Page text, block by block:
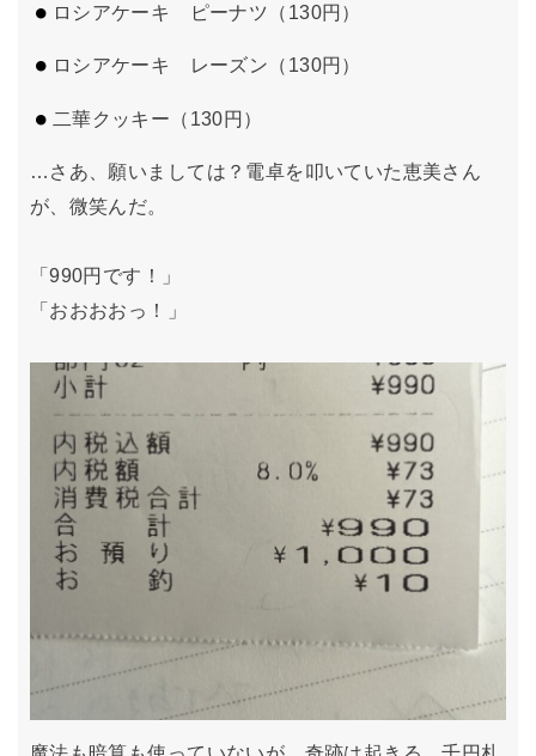
ロシアケーキ ピーナツ（130円）
ロシアケーキ レーズン（130円）
二華クッキー（130円 ）
…さあ、願いましては？電卓を叩いていた恵美さん
が、微笑んだ。
「990円です！」
「おおおおっ！」